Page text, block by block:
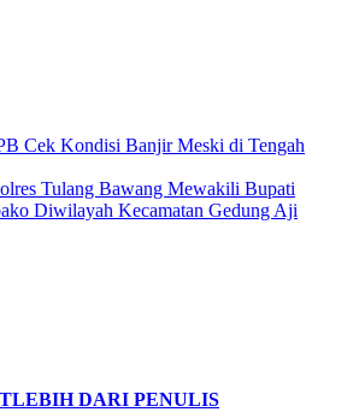
Cek Kondisi Banjir Meski di Tengah
Tulang Bawang Mewakili Bupati
Diwilayah Kecamatan Gedung Aji
LEBIH DARI PENULIS